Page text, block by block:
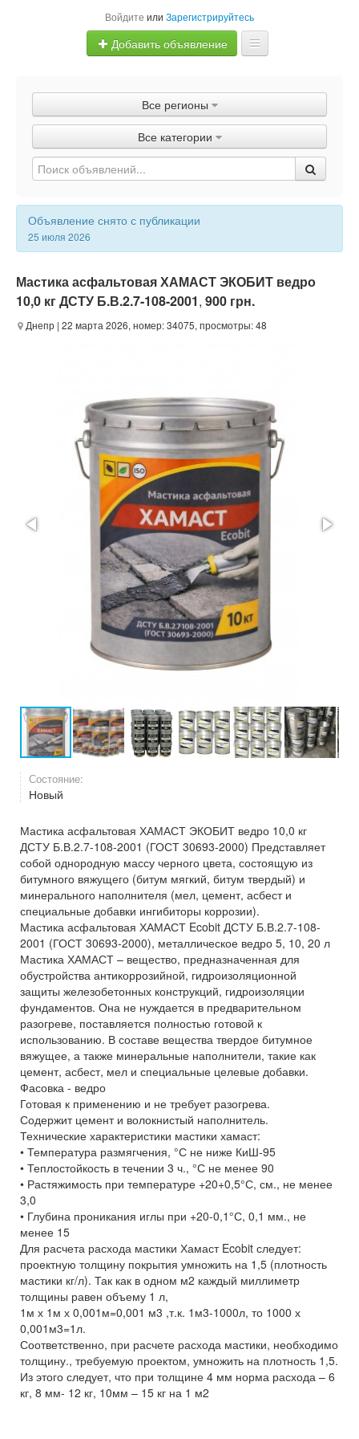
Войдите или Зарегистрируйтесь
Добавить объявление
Объявления
Быстрая продажа
Все регионы
Все категории
Объявление снято с публикации
25 июля 2026
Мастика асфальтовая ХАМАСТ ЭКОБИТ ведро
10,0 кг ДСТУ Б.В.2.7-108-2001, 900 грн.
Днепр | 22 марта 2026, номер: 34075, просмотры: 48
Состояние:
Новый
Мастика асфальтовая ХАМАСТ ЭКОБИТ ведро 10,0 кг
ДСТУ Б.В.2.7-108-2001 (ГОСТ 30693-2000) Представляет
собой однородную массу черного цвета, состоящую из
битумного вяжущего (битум мягкий, битум твердый) и
минерального наполнителя (мел, цемент, асбест и
специальные добавки ингибиторы коррозии).
Мастика асфальтовая ХАМАСТ Ecobit ДСТУ Б.В.2.7-108-
2001 (ГОСТ 30693-2000), металлическое ведро 5, 10, 20 л
Мастика ХАМАСТ – вещество, предназначенная для
обустройства антикоррозийной, гидроизоляционной
защиты железобетонных конструкций, гидроизоляции
фундаментов. Она не нуждается в предварительном
разогреве, поставляется полностью готовой к
использованию. В составе вещества твердое битумное
вяжущее, а также минеральные наполнители, такие как
цемент, асбест, мел и специальные целевые добавки.
Фасовка - ведро
Готовая к применению и не требует разогрева.
Содержит цемент и волокнистый наполнитель.
Технические характеристики мастики хамаст:
• Температура размягчения, °С не ниже КиШ-95
• Теплостойкость в течении 3 ч., °С не менее 90
• Растяжимость при температуре +20+0,5°С, см., не менее
3,0
• Глубина проникания иглы при +20-0,1°С, 0,1 мм., не
менее 15
Для расчета расхода мастики Хамаст Ecobit следует:
проектную толщину покрытия умножить на 1,5 (плотность
мастики кг/л). Так как в одном м2 каждый миллиметр
толщины равен объему 1 л,
1м х 1м х 0,001м=0,001 м3 ,т.к. 1м3-1000л, то 1000 х
0,001м3=1л.
Соответственно, при расчете расхода мастики, необходимо
толщину., требуемую проектом, умножить на плотность 1,5.
Из этого следует, что при толщине 4 мм норма расхода – 6
кг, 8 мм- 12 кг, 10мм – 15 кг на 1 м2